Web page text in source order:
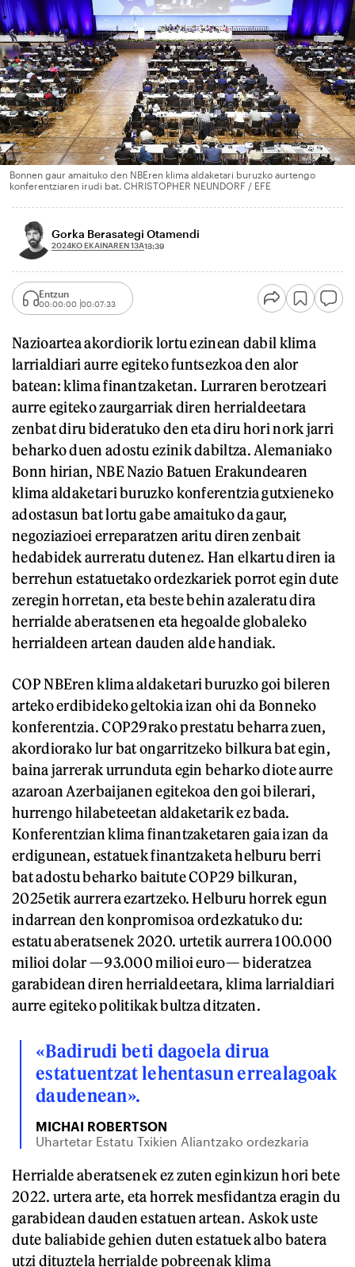
Bonnen gaur amaituko den NBEren klima aldaketari buruzko aurtengo
konferentziaren irudi bat. CHRISTOPHER NEUNDORF / EFE
Gorka Berasategi Otamendi
2024KO EKAINAREN 13A13:39
Entzun
00:00:00 00:07:33
Nazioartea akordiorik lortu ezinean dabil klima
larrialdiari aurre egiteko funtsezkoa den alor
batean: klima finantzaketan. Lurraren berotzeari
aurre egiteko zaurgarriak diren herrialdeetara
zenbat diru bideratuko den eta diru hori nork jarri
beharko duen adostu ezinik dabiltza. Alemaniako
Bonn hirian, NBE Nazio Batuen Erakundearen
klima aldaketari buruzko konferentzia gutxieneko
adostasun bat lortu gabe amaituko da gaur,
negoziazioei erreparatzen aritu diren zenbait
hedabidek aurreratu dutenez. Han elkartu diren ia
berrehun estatuetako ordezkariek porrot egin dute
zeregin horretan, eta beste behin azaleratu dira
herrialde aberatsenen eta hegoalde globaleko
herrialdeen artean dauden alde handiak.
COP NBEren klima aldaketari buruzko goi bileren
arteko erdibideko geltokia izan ohi da Bonneko
konferentzia. COP29rako prestatu beharra zuen,
akordiorako lur bat ongarritzeko bilkura bat egin,
baina jarrerak urrunduta egin beharko diote aurre
azaroan Azerbaijanen egitekoa den goi bilerari,
hurrengo hilabeteetan aldaketarik ez bada.
Konferentzian klima finantzaketaren gaia izan da
erdigunean, estatuek finantzaketa helburu berri
bat adostu beharko baitute COP29 bilkuran,
2025etik aurrera ezartzeko. Helburu horrek egun
indarrean den konpromisoa ordezkatuko du:
estatu aberatsenek 2020. urtetik aurrera 100.000
milioi dolar —93.000 milioi euro— bideratzea
garabidean diren herrialdeetara, klima larrialdiari
aurre egiteko politikak bultza ditzaten.
«Badirudi beti dagoela dirua
estatuentzat lehentasun errealagoak
daudenean».
MICHAI ROBERTSON
Uhartetar Estatu Txikien Aliantzako ordezkaria
Herrialde aberatsenek ez zuten eginkizun hori bete
2022. urtera arte, eta horrek mesfidantza eragin du
garabidean dauden estatuen artean. Askok uste
dute baliabide gehien duten estatuek albo batera
utzi dituztela herrialde pobreenak klima